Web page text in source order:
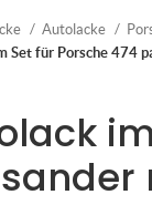
Autolacke
Set für Porsche 474